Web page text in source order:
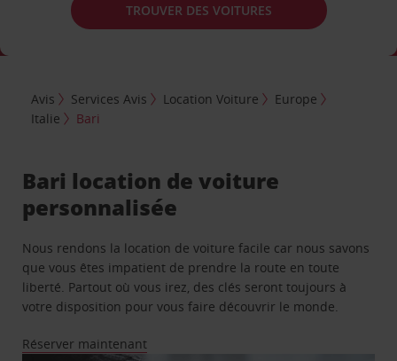
TROUVER DES VOITURES
Avis Services Avis Location Voiture
Europe
Italie
Bari
Bari location de voiture
personnalisée
Nous rendons la location de voiture facile car nous savons
que vous êtes impatient de prendre la route en toute
liberté. Partout où vous irez, des clés seront toujours à
votre disposition pour vous faire découvrir le monde.
Réserver maintenant